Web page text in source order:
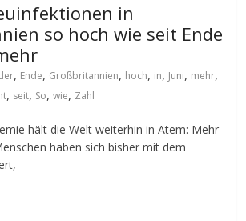
in
so hoch wie seit Ende
, Ende, Großbritannien, hoch, in, Juni, mehr,
, seit, So,wie, Zahl
hält die Welt weiterhin in Atem: Mehr
haben sich bisher mit dem